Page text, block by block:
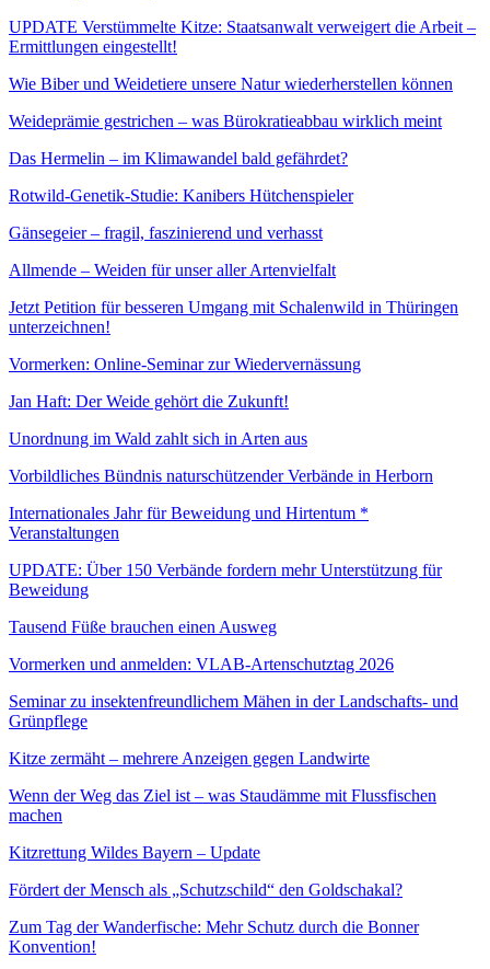
UPDATE Verstümmelte Kitze: Staatsanwalt verweigert die Arbeit –
Ermittlungen eingestellt!
Wie Biber und Weidetiere unsere Natur wiederherstellen können
Weideprämie gestrichen – was Bürokratieabbau wirklich meint
Das Hermelin – im Klimawandel bald gefährdet?
Rotwild-Genetik-Studie: Kanibers Hütchenspieler
Gänsegeier – fragil, faszinierend und verhasst
Allmende – Weiden für unser aller Artenvielfalt
Jetzt Petition für besseren Umgang mit Schalenwild in Thüringen
unterzeichnen!
Vormerken: Online-Seminar zur Wiedervernässung
Jan Haft: Der Weide gehört die Zukunft!
Unordnung im Wald zahlt sich in Arten aus
Vorbildliches Bündnis naturschützender Verbände in Herborn
Internationales Jahr für Beweidung und Hirtentum *
Veranstaltungen
UPDATE: Über 150 Verbände fordern mehr Unterstützung für
Beweidung
Tausend Füße brauchen einen Ausweg
Vormerken und anmelden: VLAB-Artenschutztag 2026
Seminar zu insektenfreundlichem Mähen in der Landschafts- und
Grünpflege
Kitze zermäht – mehrere Anzeigen gegen Landwirte
Wenn der Weg das Ziel ist – was Staudämme mit Flussfischen
machen
Kitzrettung Wildes Bayern – Update
Fördert der Mensch als „Schutzschild“ den Goldschakal?
Zum Tag der Wanderfische: Mehr Schutz durch die Bonner
Konvention!